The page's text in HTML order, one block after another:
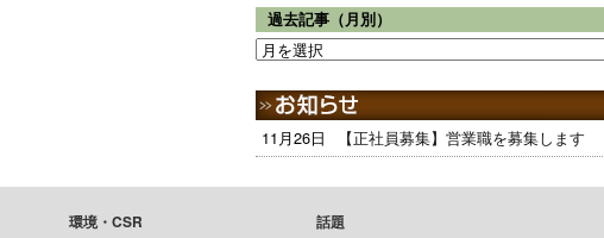
過去記事（月別）
11月26日 【正社員募集】営業職を募集します
環境・CSR 話題